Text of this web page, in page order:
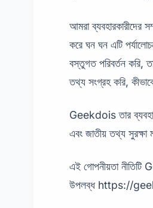
আমরা ব্যবহারকারীদের
করে ঘন ঘন এটি
বস্তুগত পরিবর্তন করি,
তথ্য সংগ্রহ করি,
Geekdois তার
এবং জাতীয় তথ্য সুরক্ষা
এই গোপনীয়তা নীতিটি
উপলব্ধ https://